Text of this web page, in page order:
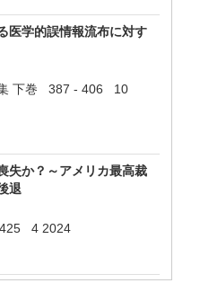
医学的誤情報流布に対す
集 下巻 387 - 406 10
失か？～アメリカ最高裁
退
425 4 2024